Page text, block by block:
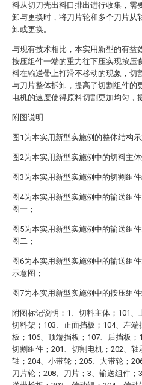
料从切刀壳出料口排出进行收集，需
卸与更换时，将刀片轮和多个刀片从
卸或更换。
与现有技术相比，本实用新型的有益
按压组件一端的重力往下压实现按压
料在输送带上打滑不移动的现象，切
与刀片整体拆卸，提高了切割组件的
电机的速度使得原料切割更加均匀，
附图说明
图1为本实用新型实施例的整体结构示
图2为本实用新型实施例中的切料主
图3为本实用新型实施例中的切割组件
图4为本实用新型实施例中的输送组
图一；
图5为本实用新型实施例中的输送组
图二；
图6为本实用新型实施例中的输送组
示意图；
图7为本实用新型实施例中的按压组件
附图标记说明：1、切料主体；101、
切料架；103、正面挡板；104、左端
板；106、顶端挡板；107、后挡板；
切割组件；201、切割电机；202、轴
轴；204、小带轮；205、大带轮；
刀片轮；208、刀片；3、输送组件；